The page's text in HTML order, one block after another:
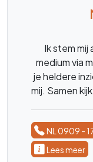
Ik stem mij
medium via
je heldere
mij. Samen
NL 0909 -
Lees meer